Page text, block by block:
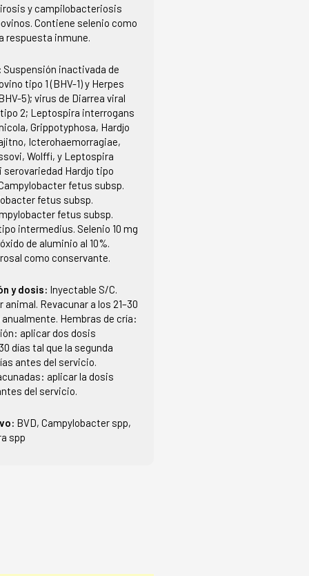
y campilobacteriosis
Contiene selenio como
respuesta inmune.
Suspensión inactivada de
tipo 1 (BHV-1) y Herpes
5); virus de Diarrea viral
tipo 2; Leptospira interrogans
Grippotyphosa, Hardjo
Icterohaemorragiae,
Wolffi, y Leptospira
Hardjo tipo
fetus subsp.
fetus subsp.
fetus subsp.
intermedius. Selenio 10 mg
de aluminio al 10%.
como conservante.
y dosis: Inyectable S/C.
animal. Revacunar a los 21–30
Hembras de cría:
aplicar dos dosis
días tal que la segunda
antes del servicio.
aplicar la dosis
del servicio.
BVD, Campylobacter spp,
spp